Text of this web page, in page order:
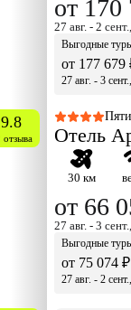
от 170
27 авг. - 2
Выгодные
от 177 679
27 авг. - 3
9.8
отзыва Отель
30 км
от 66
27 авг. - 3
Выгодные
от 75 074 ₽
27 авг. - 2